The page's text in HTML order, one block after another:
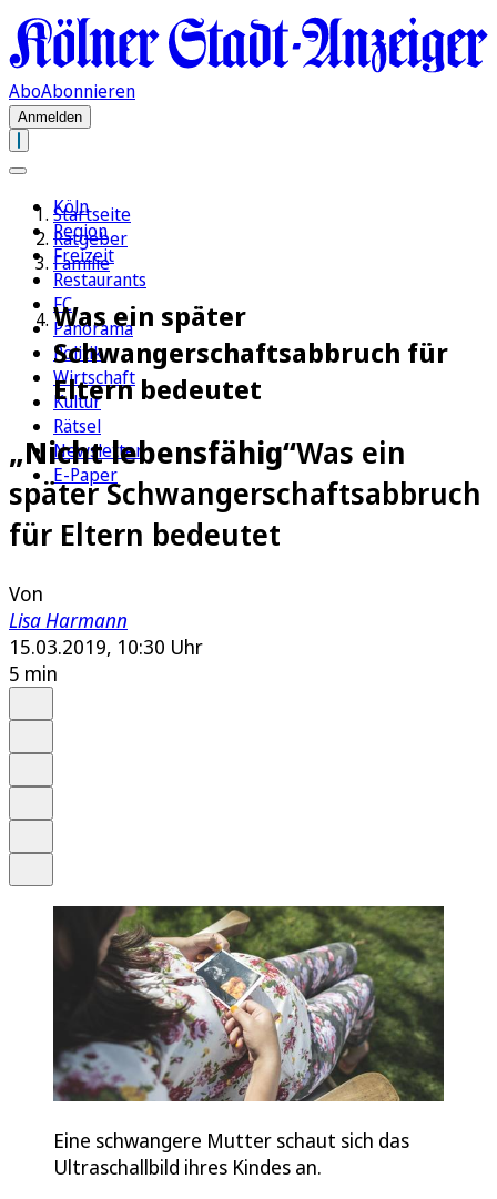
AboAbonnieren
Anmelden
Köln
Region
Freizeit
Restaurants
FC
Panorama
Politik
Wirtschaft
Kultur
Rätsel
Newsletter
E-Paper
Startseite
Ratgeber
Familie
Was ein später
Schwangerschaftsabbruch für
Eltern bedeutet
„Nicht lebensfähig“Was ein
später Schwangerschaftsabbruch
für Eltern bedeutet
Von
Lisa Harmann
15.03.2019, 10:30 Uhr
5 min
Eine schwangere Mutter schaut sich das
Ultraschallbild ihres Kindes an.